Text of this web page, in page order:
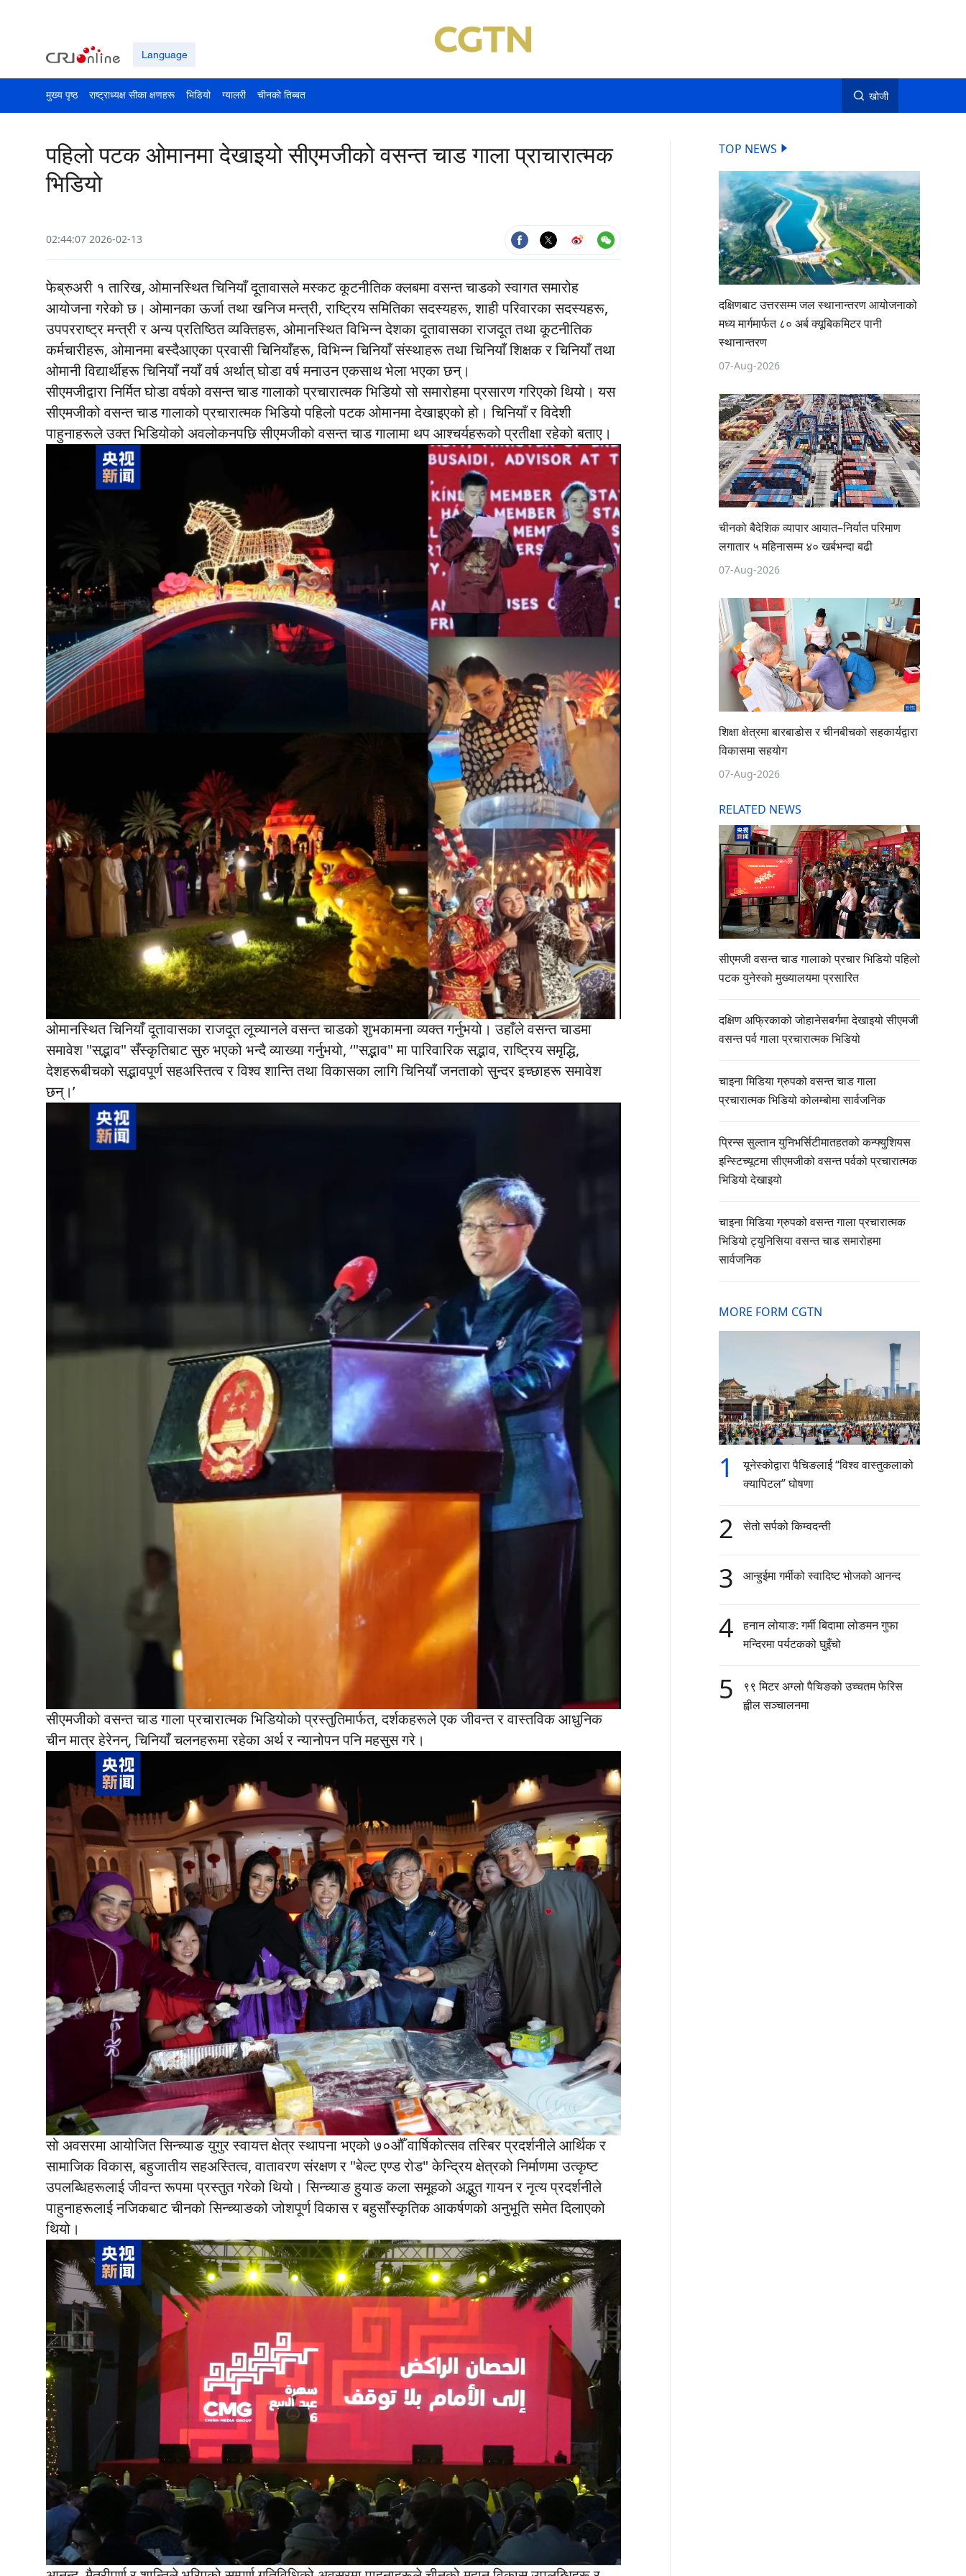
Language
मुख्य पृष्ठ राष्ट्राध्यक्ष सीका क्षणहरू भिडियो ग्यालरी चीनको तिब्बत खोजी
पहिलो पटक ओमानमा देखाइयो सीएमजीको वसन्त चाड गाला प्राचारात्मक
भिडियो
02:44:07 2026-02-13
फेब्रुअरी १ ​​तारिख, ओमानस्थित चिनियाँ दूतावासले मस्कट कूटनीतिक क्लबमा वसन्त चाडको स्वागत समारोह
आयोजना गरेको छ। ओमानका ऊर्जा तथा खनिज मन्त्री, राष्ट्रिय समितिका सदस्यहरू, शाही परिवारका सदस्यहरू,
उपपरराष्ट्र मन्त्री र अन्य प्रतिष्ठित व्यक्तिहरू, ओमानस्थित विभिन्न देशका दूतावासका राजदूत तथा कूटनीतिक
कर्मचारीहरू, ओमानमा बस्दैआएका प्रवासी चिनियाँहरू, विभिन्न चिनियाँ संस्थाहरू तथा चिनियाँ शिक्षक र चिनियाँ तथा
ओमानी विद्यार्थीहरू चिनियाँ नयाँ वर्ष अर्थात् घोडा वर्ष मनाउन एकसाथ भेला भएका छन्।
सीएमजीद्वारा निर्मित घोडा वर्षको वसन्त चाड गालाको प्रचारात्मक भिडियो सो समारोहमा प्रसारण गरिएको थियो। यस
सीएमजीको वसन्त चाड गालाको प्रचारात्मक भिडियो पहिलो पटक ओमानमा देखाइएको हो। चिनियाँ र विदेशी
पाहुनाहरूले उक्त भिडियोको अवलोकनपछि सीएमजीको वसन्त चाड गालामा थप आश्चर्यहरूको प्रतीक्षा रहेको बताए।
ओमानस्थित चिनियाँ दूतावासका राजदूत लूच्यानले वसन्त चाडको शुभकामना व्यक्त गर्नुभयो। उहाँले वसन्त चाडमा
समावेश "सद्भाव" सँस्कृतिबाट सुरु भएको भन्दै व्याख्या गर्नुभयो, ‘"सद्भाव" मा पारिवारिक सद्भाव, राष्ट्रिय समृद्धि,
देशहरूबीचको सद्भावपूर्ण सहअस्तित्व र विश्व शान्ति तथा विकासका लागि चिनियाँ जनताको सुन्दर इच्छाहरू समावेश
छन्।’
सीएमजीको वसन्त चाड गाला प्रचारात्मक भिडियोको प्रस्तुतिमार्फत, दर्शकहरूले एक जीवन्त र वास्तविक आधुनिक
चीन मात्र हेरेनन्, चिनियाँ चलनहरूमा रहेका अर्थ र न्यानोपन पनि महसुस गरे।
सो अवसरमा आयोजित सिन्च्याङ युगुर स्वायत्त क्षेत्र स्थापना भएको ७०औँ वार्षिकोत्सव तस्बिर प्रदर्शनीले आर्थिक र
सामाजिक विकास, बहुजातीय सहअस्तित्व, वातावरण संरक्षण र "बेल्ट एण्ड रोड" केन्द्रिय क्षेत्रको निर्माणमा उत्कृष्ट
उपलब्धिहरूलाई जीवन्त रूपमा प्रस्तुत गरेको थियो। सिन्च्याङ हुयाङ कला समूहको अद्भुत गायन र नृत्य प्रदर्शनीले
पाहुनाहरूलाई नजिकबाट चीनको सिन्च्याङको जोशपूर्ण विकास र बहुसाँस्कृतिक आकर्षणको अनुभूति समेत दिलाएको
थियो।
TOP NEWS
दक्षिणबाट उत्तरसम्म जल स्थानान्तरण आयोजनाको
मध्य मार्गमार्फत ८० अर्ब क्यूबिकमिटर पानी
स्थानान्तरण
07-Aug-2026
चीनको बैदेशिक व्यापार आयात–निर्यात परिमाण
लगातार ५ महिनासम्म ४० खर्बभन्दा बढी
07-Aug-2026
शिक्षा क्षेत्रमा बारबाडोस र चीनबीचको सहकार्यद्वारा
विकासमा सहयोग
07-Aug-2026
RELATED NEWS
सीएमजी वसन्त चाड गालाको प्रचार भिडियो पहिलो
पटक युनेस्को मुख्यालयमा प्रसारित
दक्षिण अफ्रिकाको जोहानेसबर्गमा देखाइयो सीएमजी
वसन्त पर्व गाला प्रचारात्मक भिडियो
चाइना मिडिया ग्रुपको वसन्त चाड गाला
प्रचारात्मक भिडियो कोलम्बोमा सार्वजनिक
प्रिन्स सुल्तान युनिभर्सिटीमातहतको कन्फ्युशियस
इन्स्टिच्यूटमा सीएमजीको वसन्त पर्वको प्रचारात्मक
भिडियो देखाइयो
चाइना मिडिया ग्रुपको वसन्त गाला प्रचारात्मक
भिडियो ट्युनिसिया वसन्त चाड समारोहमा
सार्वजनिक
MORE FORM CGTN
1
यूनेस्कोद्वारा पैचिङलाई “विश्व वास्तुकलाको
क्यापिटल” घोषणा
2 सेतो सर्पको किम्वदन्ती
3 आन्हुईमा गर्मीको स्वादिष्ट भोजको आनन्द
4
हनान लोयाङ: गर्मी बिदामा लोङमन गुफा
मन्दिरमा पर्यटकको घुइँचो
5
९९ मिटर अग्लो पैचिङको उच्चतम फेरिस
ह्वील सञ्चालनमा